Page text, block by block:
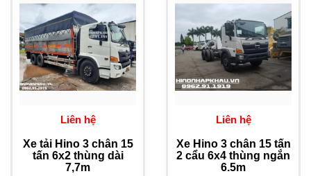
Liên hệ
Xe tải Hino 3 chân 15
tấn 6x2 thùng dài
7,7m
Liên hệ
Xe Hino 3 chân 15 tấn
2 cẩu 6x4 thùng ngắn
6.5m